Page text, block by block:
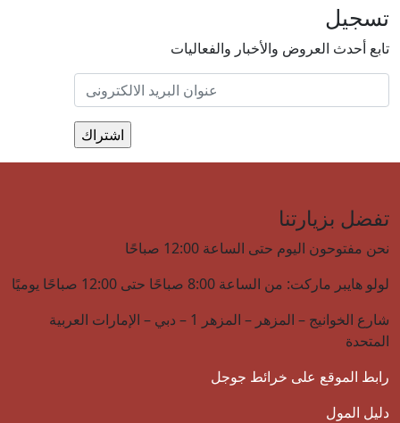
تسجيل
تابع أحدث العروض والأخبار والفعاليات
تفضل بزيارتنا
نحن مفتوحون اليوم حتى الساعة 12:00 صباحًا
لولو هايبر ماركت: من الساعة 8:00 صباحًا حتى 12:00 صباحًا يوميًا
شارع الخوانيج – المزهر – المزهر 1 – دبي – الإمارات العربية
المتحدة
رابط الموقع على خرائط جوجل
دليل المول